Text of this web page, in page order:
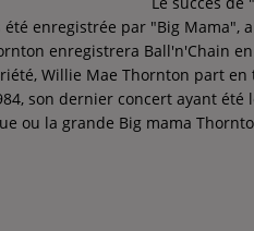
enregistrée par "Big Mama",
enregistrera Ball'n'Chain
Willie Mae Thornton part
son dernier concert ayant
ou la grande Big mama